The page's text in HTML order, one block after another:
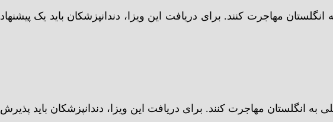
انگلستان مهاجرت کنند. برای دریافت این ویزا، دندانپزشکان باید یک پیشنهاد
به انگلستان مهاجرت کنند. برای دریافت این ویزا، دندانپزشکان باید پذیرش